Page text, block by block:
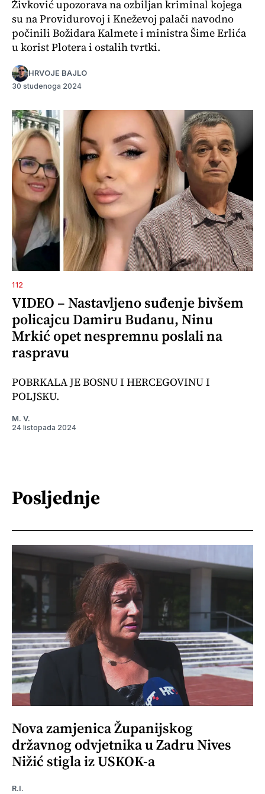
Živković upozorava na ozbiljan kriminal kojega
su na Providurovoj i Kneževoj palači navodno
počinili Božidara Kalmete i ministra Šime Erlića
u korist Plotera i ostalih tvrtki.
HRVOJE BAJLO
30 studenoga 2024
112
VIDEO – Nastavljeno suđenje bivšem
policajcu Damiru Budanu, Ninu
Mrkić opet nespremnu poslali na
raspravu
POBRKALA JE BOSNU I HERCEGOVINU I
POLJSKU.
M. V.
24 listopada 2024
Posljednje
Nova zamjenica Županijskog
državnog odvjetnika u Zadru Nives
Nižić stigla iz USKOK-a
R.I.